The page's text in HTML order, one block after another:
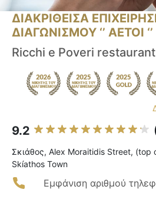
ΔΙΑΚΡΙΘΕΙΣΑ
ΔΙΑΓΩΝΙΣΜΟΥ ‘’ ΑΕΤΟΙ ‘’
Ricchi e Poveri restaurant
9.2
Σκιάθος, Alex Moraitidis Street, (top
Skíathos Town
Εμφάνιση αριθμού